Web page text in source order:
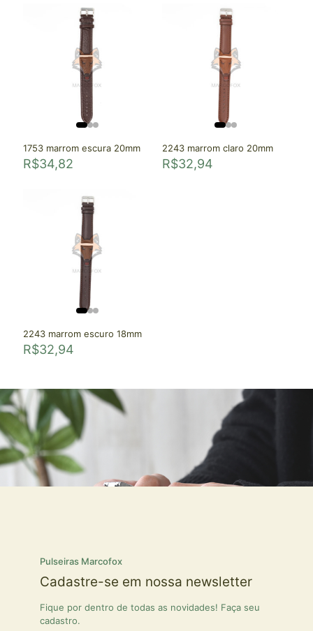
1753 marrom escura 20mm
R$34,82
2243 marrom claro 20mm
R$32,94
2243 marrom escuro 18mm
R$32,94
Pulseiras Marcofox
Cadastre-se em nossa newsletter
Fique por dentro de todas as novidades! Faça seu
cadastro.